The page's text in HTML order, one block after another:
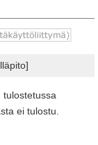
tulostetussa
ei tulostu.